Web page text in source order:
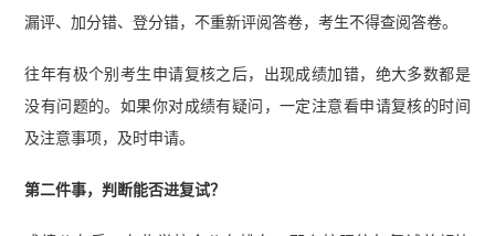
漏评、加分错、登分错，不重新评阅答卷，考生不得查阅答卷。
往年有极个别考生申请复核之后，出现成绩加错，绝大多数都是
没有问题的。如果你对成绩有疑问，一定注意看申请复核的时间
及注意事项，及时申请。
第二件事，判断能否进复试？